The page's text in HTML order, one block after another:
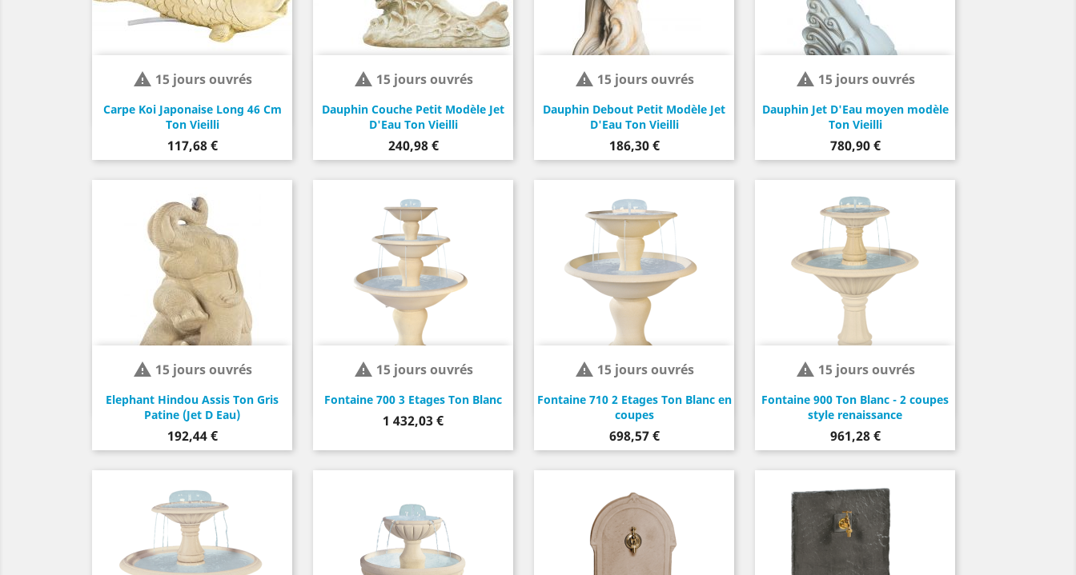
Carpe Koi Japonaise Long 46 Cm
Ton Vieilli
Prix
117,68 €
 15 jours ouvrés
Dauphin Couche Petit Modèle Jet
D'Eau Ton Vieilli
Prix
240,98 €
 15 jours ouvrés
Dauphin Debout Petit Modèle Jet
D'Eau Ton Vieilli
Prix
186,30 €
 15 jours ouvrés
Dauphin Jet D'Eau moyen modèle
Ton Vieilli
Prix
780,90 €
 15 jours ouvrés
Elephant Hindou Assis Ton Gris
Patine (Jet D Eau)
Prix
192,44 €
 15 jours ouvrés
Fontaine 700 3 Etages Ton Blanc
Prix
1 432,03 €
 15 jours ouvrés
Fontaine 710 2 Etages Ton Blanc en
coupes
Prix
698,57 €
 15 jours ouvrés
Fontaine 900 Ton Blanc - 2 coupes
style renaissance
Prix
961,28 €
 15 jours ouvrés